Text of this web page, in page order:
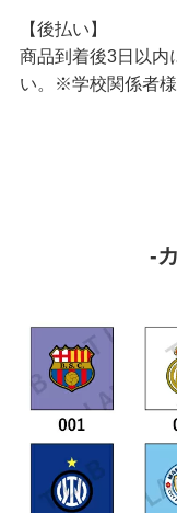
【後払い】
商品到着後3日以内
い。※学校関係者
-